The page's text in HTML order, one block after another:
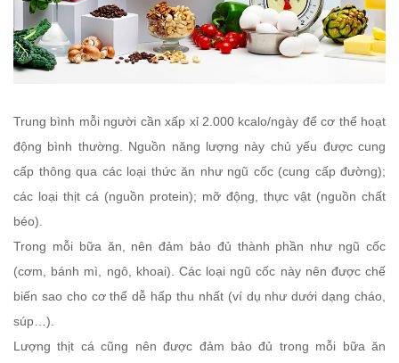
Trung bình mỗi người cần xấp xỉ 2.000 kcalo/ngày để cơ thể hoạt
động bình thường. Nguồn năng lượng này chủ yếu được cung
cấp thông qua các loại thức ăn như ngũ cốc (cung cấp đường);
các loại thịt cá (nguồn protein); mỡ động, thực vật (nguồn chất
béo).
Trong mỗi bữa ăn, nên đảm bảo đủ thành phần như ngũ cốc
(cơm, bánh mì, ngô, khoai). Các loại ngũ cốc này nên được chế
biến sao cho cơ thể dễ hấp thu nhất (ví dụ như dưới dạng cháo,
súp…).
Lượng thịt cá cũng nên được đảm bảo đủ trong mỗi bữa ăn